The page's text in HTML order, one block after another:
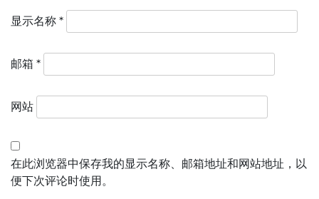
显示名称 *
邮箱 *
网站
在此浏览器中保存我的显示名称、邮箱地址和网站地址，以
便下次评论时使用。